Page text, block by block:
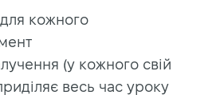
кожного
(у кожного свій
весь час уроку